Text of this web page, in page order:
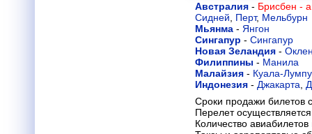
Австралия - Брисбен -
Сидней, Перт, Мельбурн
Мьянма - Янгон
Сингапур - Сингапур
Новая Зеландия -
Филиппины - Манила
Малайзия - Куала-
Индонезия - Джакарта,
Сроки продажи билетов
Перелет
Количество